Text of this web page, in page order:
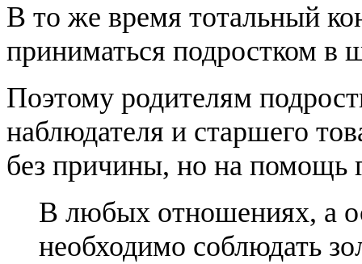
В то же время тотальный
приниматься подростком в
Поэтому родителям
наблюдателя и старшего
без причины, но на помощь
В любых отношениях, а
необходимо соблюдать